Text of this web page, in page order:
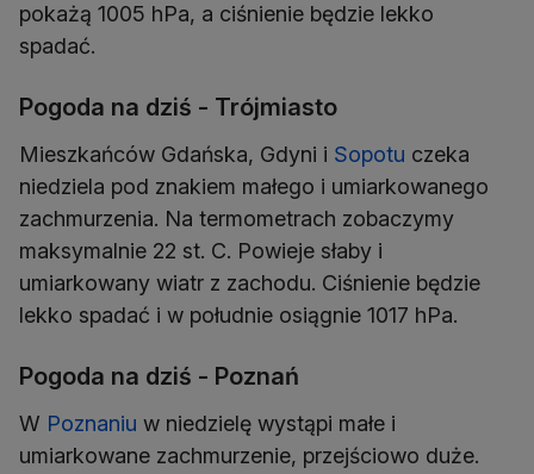
pokażą 1005 hPa, a ciśnienie będzie lekko
spadać.
Pogoda na dziś - Trójmiasto
Mieszkańców Gdańska, Gdyni i Sopotu czeka
niedziela pod znakiem małego i umiarkowanego
zachmurzenia. Na termometrach zobaczymy
maksymalnie 22 st. C. Powieje słaby i
umiarkowany wiatr z zachodu. Ciśnienie będzie
lekko spadać i w południe osiągnie 1017 hPa.
Pogoda na dziś - Poznań
W Poznaniu w niedzielę wystąpi małe i
umiarkowane zachmurzenie, przejściowo duże.